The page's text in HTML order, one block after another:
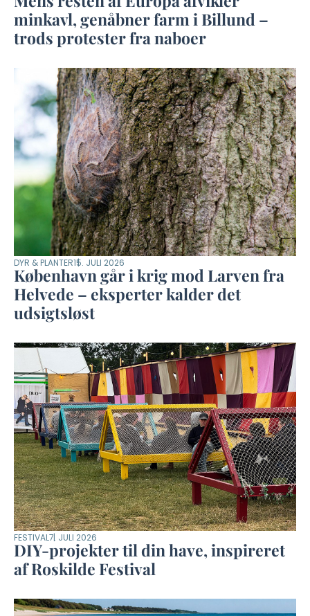
minkavl, genåbner farm i Billund –
trods protester fra naboer
DYR & PLANTER15. JULI 2026
København går i krig mod Larven fra
Helvede – eksperter kalder det
udsigtsløst
FESTIVAL7. JULI 2026
DIY-projekter til din have, inspireret
af Roskilde Festival